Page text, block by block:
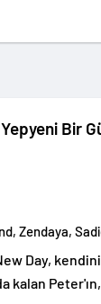
Bir
Tom Holland,
Day,
kalan